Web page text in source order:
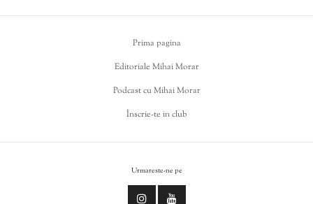
Prima pagina
Editoriale Mihai Morar
Podcast cu Mihai Morar
Înscrie-te in club
Urmareste-ne pe